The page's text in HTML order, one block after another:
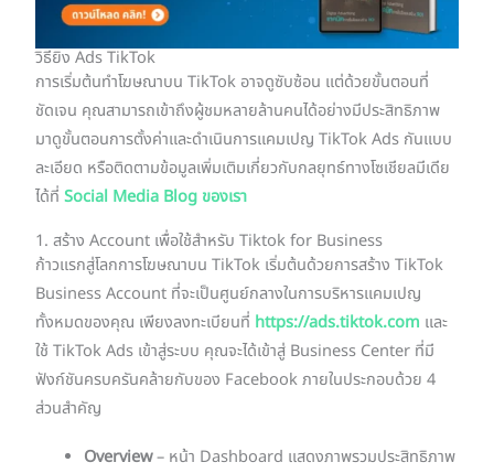
วิธียิง Ads TikTok
การเริ่มต้นทำโฆษณาบน TikTok อาจดูซับซ้อน แต่ด้วยขั้นตอนที่
ชัดเจน คุณสามารถเข้าถึงผู้ชมหลายล้านคนได้อย่างมีประสิทธิภาพ
มาดูขั้นตอนการตั้งค่าและดำเนินการแคมเปญ TikTok Ads กันแบบ
ละเอียด หรือติดตามข้อมูลเพิ่มเติมเกี่ยวกับกลยุทธ์ทางโซเชียลมีเดีย
ได้ที่Social Media Blog ของเรา
1. สร้าง Account เพื่อใช้สำหรับ Tiktok for Business
ก้าวแรกสู่โลกการโฆษณาบน TikTok เริ่มต้นด้วยการสร้าง TikTok
Business Account ที่จะเป็นศูนย์กลางในการบริหารแคมเปญ
ทั้งหมดของคุณ เพียงลงทะเบียนที่ https://ads.tiktok.com และ
ใช้ TikTok Ads เข้าสู่ระบบ คุณจะได้เข้าสู่ Business Center ที่มี
ฟังก์ชันครบครันคล้ายกับของ Facebook ภายในประกอบด้วย 4
ส่วนสำคัญ
Overview– หน้า Dashboard แสดงภาพรวมประสิทธิภาพ